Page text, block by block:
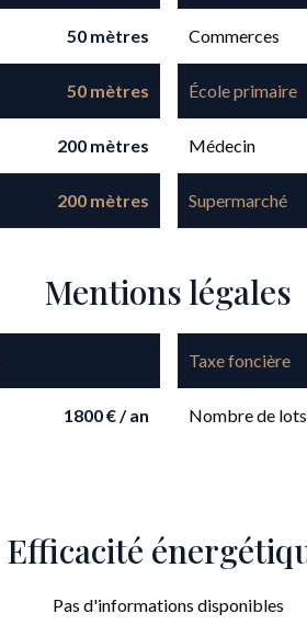
50 mètres Commerces
50 mètres École primaire
200 mètres Médecin
200 mètres Supermarché
Mentions légales
Taxe foncière
1800 € / an Nombre de
Efficacité
Pas d'informations disponibles